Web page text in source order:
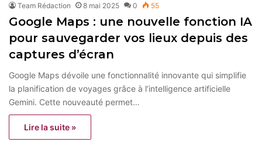
Team Rédaction 8 mai 2025 0 55
Google Maps : une nouvelle fonction IA
pour sauvegarder vos lieux depuis des
captures d’écran
Google Maps dévoile une fonctionnalité innovante qui simplifie
la planification de voyages grâce à l’intelligence artificielle
Gemini. Cette nouveauté permet…
Lire la suite »